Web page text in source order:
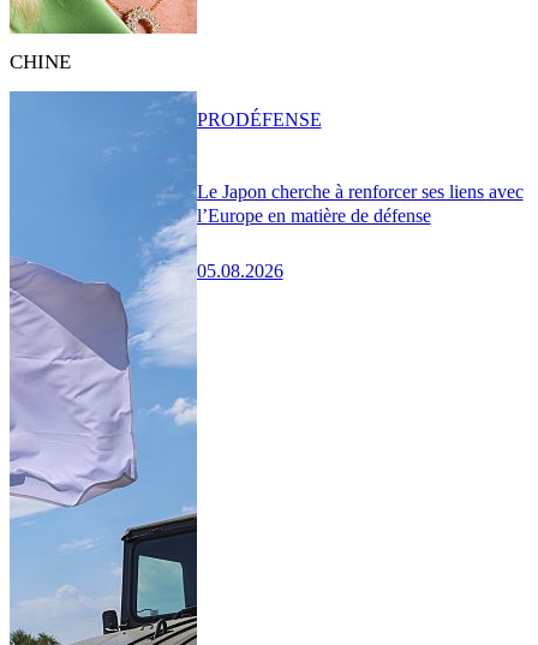
CHINE
Le Japon cherche à renforcer ses liens avec
l’Europe en matière de défense
05.08.2026
PRODÉFENSE